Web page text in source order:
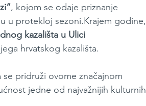
, kojom se odaje priznanje
u protekloj sezoni.Krajem godine,
kazališta u Ulici
hrvatskog kazališta.
pridruži ovome značajnom
jedne od najvažnijih kulturnih